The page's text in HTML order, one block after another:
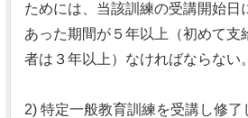
ためには、当該訓練の受講開始日
あった期間が５年以上（初めて支
者は３年以上）なければならない。
2) 特定一般教育訓練を受講し修